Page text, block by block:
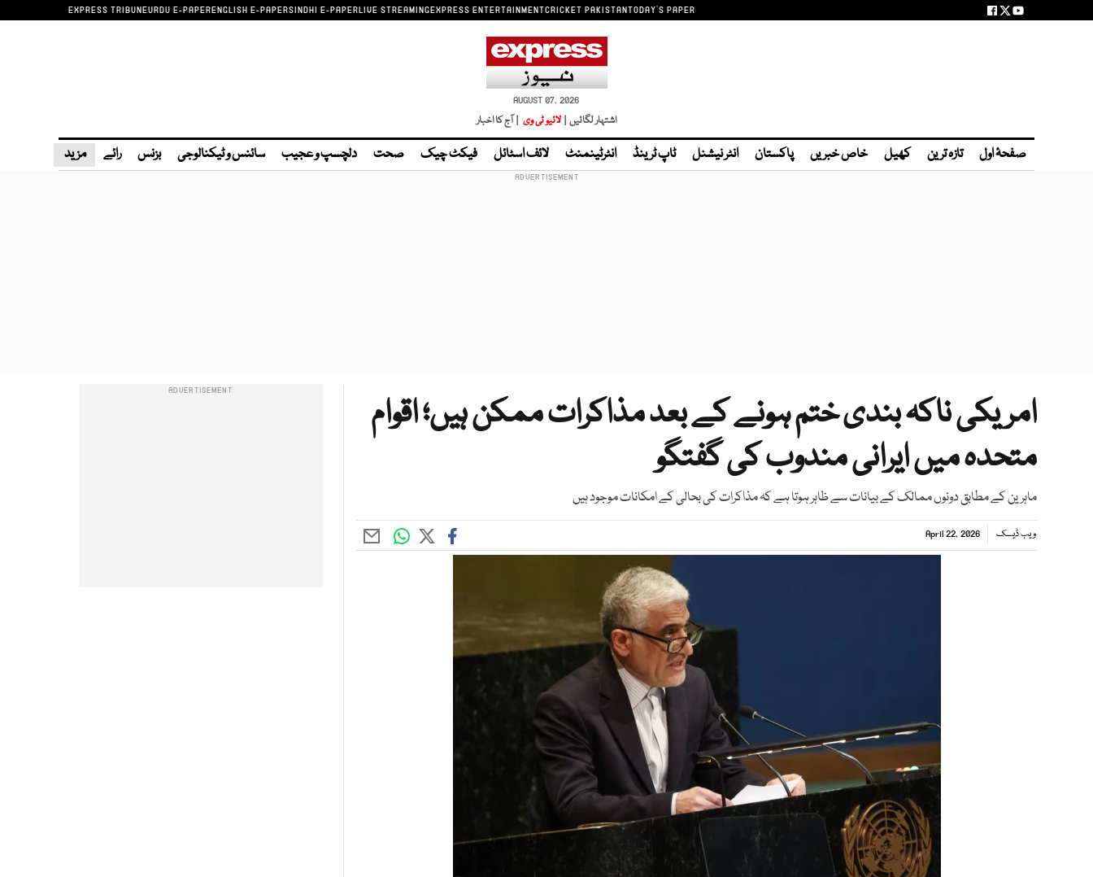
EXPRESS TRIBUNEURDU E-PAPERENGLISH E-PAPERSINDHI E-PAPERLIVE STREAMINGEXPRESS ENTERTAINMENTCRICKET PAKISTANTODAY'S PAPER
AUGUST 07, 2026
اشتہار لگائیں | لائیو ٹی وی | آج کا اخبار
صفحۂ اول تازہ ترین کھیل خاص خبریں پاکستان انٹر نیشنل ٹاپ ٹرینڈ انٹرٹینمنٹ لائف اسٹائل فیکٹ چیک صحت دلچسپ و عجیب سائنس و ٹیکنالوجی بزنس رائے مزید
امریکی ناکہ بندی ختم ہونے کے بعد مذاکرات ممکن ہیں؛ اقوام
متحدہ میں ایرانی مندوب کی گفتگو
ماہرین کے مطابق دونوں ممالک کے بیانات سے ظاہر ہوتا ہے کہ مذاکرات کی بحالی کے امکانات موجود ہیں
ویب ڈیسک April 22, 2026